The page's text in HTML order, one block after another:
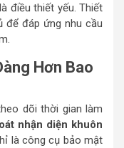
điều thiết yếu. Thiết
để đáp ứng nhu cầu
Hơn Bao
dõi thời gian làm
nhận diện khuôn
là công cụ bảo mật